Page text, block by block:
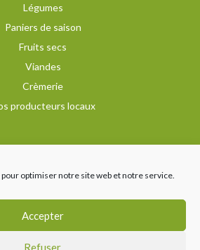
optimiser notre site web et notre service.
Accepter
Refuser
Légumes
Paniers de saison
Fruits secs
Viandes
Crèmerie
producteurs locaux
notre newsletter
Nous suivre